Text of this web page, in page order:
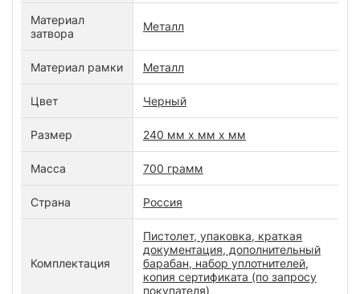
Материал
затвора
Металл
Материал рамки Металл
Цвет Черный
Размер 240 мм х мм х мм
Масса 700 грамм
Страна Россия
Комплектация
Пистолет, упаковка, краткая
документация, дополнительный
барабан, набор уплотнителей,
копия сертификата (по запросу
покупателя)